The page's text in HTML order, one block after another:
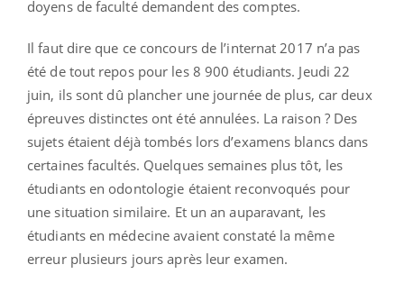
doyens de faculté demandent des comptes.
Il faut dire que ce concours de l’internat 2017 n’a pas
été de tout repos pour les 8 900 étudiants. Jeudi 22
juin, ils sont dû plancher une journée de plus, car deux
épreuves distinctes ont été annulées. La raison ? Des
sujets étaient déjà tombés lors d’examens blancs dans
certaines facultés. Quelques semaines plus tôt, les
étudiants en odontologie étaient reconvoqués pour
une situation similaire. Et un an auparavant, les
étudiants en médecine avaient constaté la même
erreur plusieurs jours après leur examen.